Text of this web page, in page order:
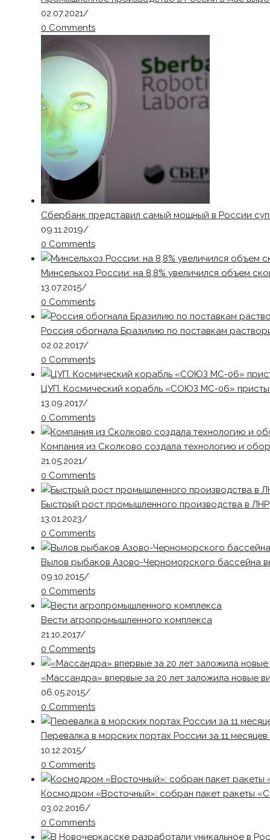
02.07.2021/
0 Comments
Сбербанк представил самый мощный в России
09.11.2019/
0 Comments
Минсельхоз России: на 8,8% увеличился объем
13.07.2015/
0 Comments
Россия обогнала Бразилию по поставкам
02.02.2017/
0 Comments
ЦУП. Космический корабль «СОЮЗ МС-06»
13.09.2017/
0 Comments
Компания из Сколково создала технологию и
21.05.2021/
0 Comments
Быстрый рост промышленного производства в ЛНР
13.01.2023/
0 Comments
Вылов рыбаков Азово-Черноморского бассейна
09.10.2015/
0 Comments
Вести агропромышленного комплекса
21.10.2017/
0 Comments
«Массандра» впервые за 20 лет заложила новые
06.05.2015/
0 Comments
Перевалка в морских портах России за 11
10.12.2015/
0 Comments
Космодром «Восточный»: собран пакет ракеты
03.02.2016/
0 Comments